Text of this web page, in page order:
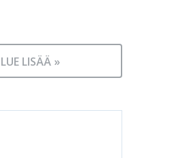
LUE LISÄÄ »